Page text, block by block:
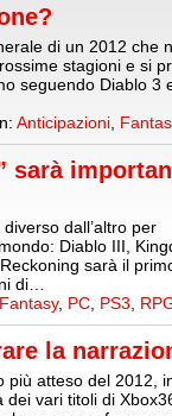
di un 2012 che
stagioni e si
seguendo Diablo 3
Anticipazioni
sarà
dall’altro per
Diablo III,
sarà il
di…
Fantasy, PC PS3
la
più atteso del 2012,
vari titoli di